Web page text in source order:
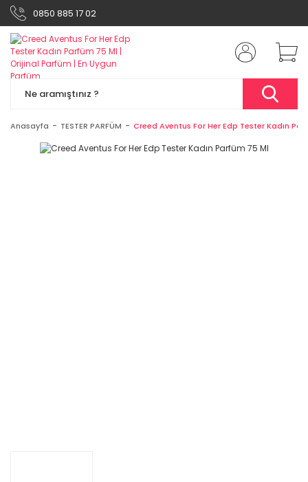
0850 885 17 02
Anasayfa TESTER PARFÜM Creed Aventus For Her Edp Tester Kadın